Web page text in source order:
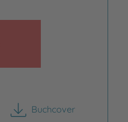
Buchcover
herunterladen